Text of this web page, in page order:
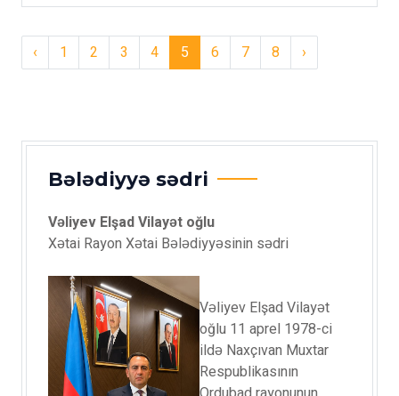
‹ 1 2 3 4 5 6 7 8 ›
Bələdiyyə sədri
Vəliyev Elşad Vilayət oğlu
Xətai Rayon Xətai Bələdiyyəsinin sədri
Vəliyev Elşad Vilayət
oğlu 11 aprel 1978-ci
ildə Naxçıvan Muxtar
Respublikasının